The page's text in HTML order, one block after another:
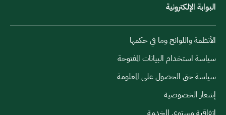
البوابة الإلكترونية
الأنظمة واللوائح وما في حكمها
سياسة استخدام البيانات المفتوحة
سياسة حق الحصول على المعلومة
إشعار الخصوصية